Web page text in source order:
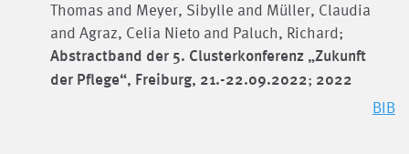
Thomas and Meyer, Sibylle and Müller, Claudia
and Agraz, Celia Nieto and Paluch, Richard;
Abstractband der 5. Clusterkonferenz „Zukunft
der Pflege“, Freiburg, 21.-22.09.2022; 2022
BIB